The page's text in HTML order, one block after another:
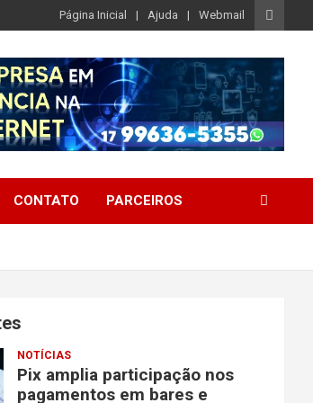
Página Inicial Ajuda Webmail
CONTATO PARCEIROS
NOTÍCIAS
Pix amplia participação nos
pagamentos em bares e